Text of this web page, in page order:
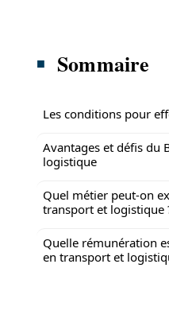
Sommaire
Les conditions pour
Avantages et défis du
logistique
Quel métier peut-on
transport et logistique
Quelle rémunération
en transport et